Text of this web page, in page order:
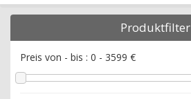
Produktfilter
Preis von - bis : 0 - 3599 €